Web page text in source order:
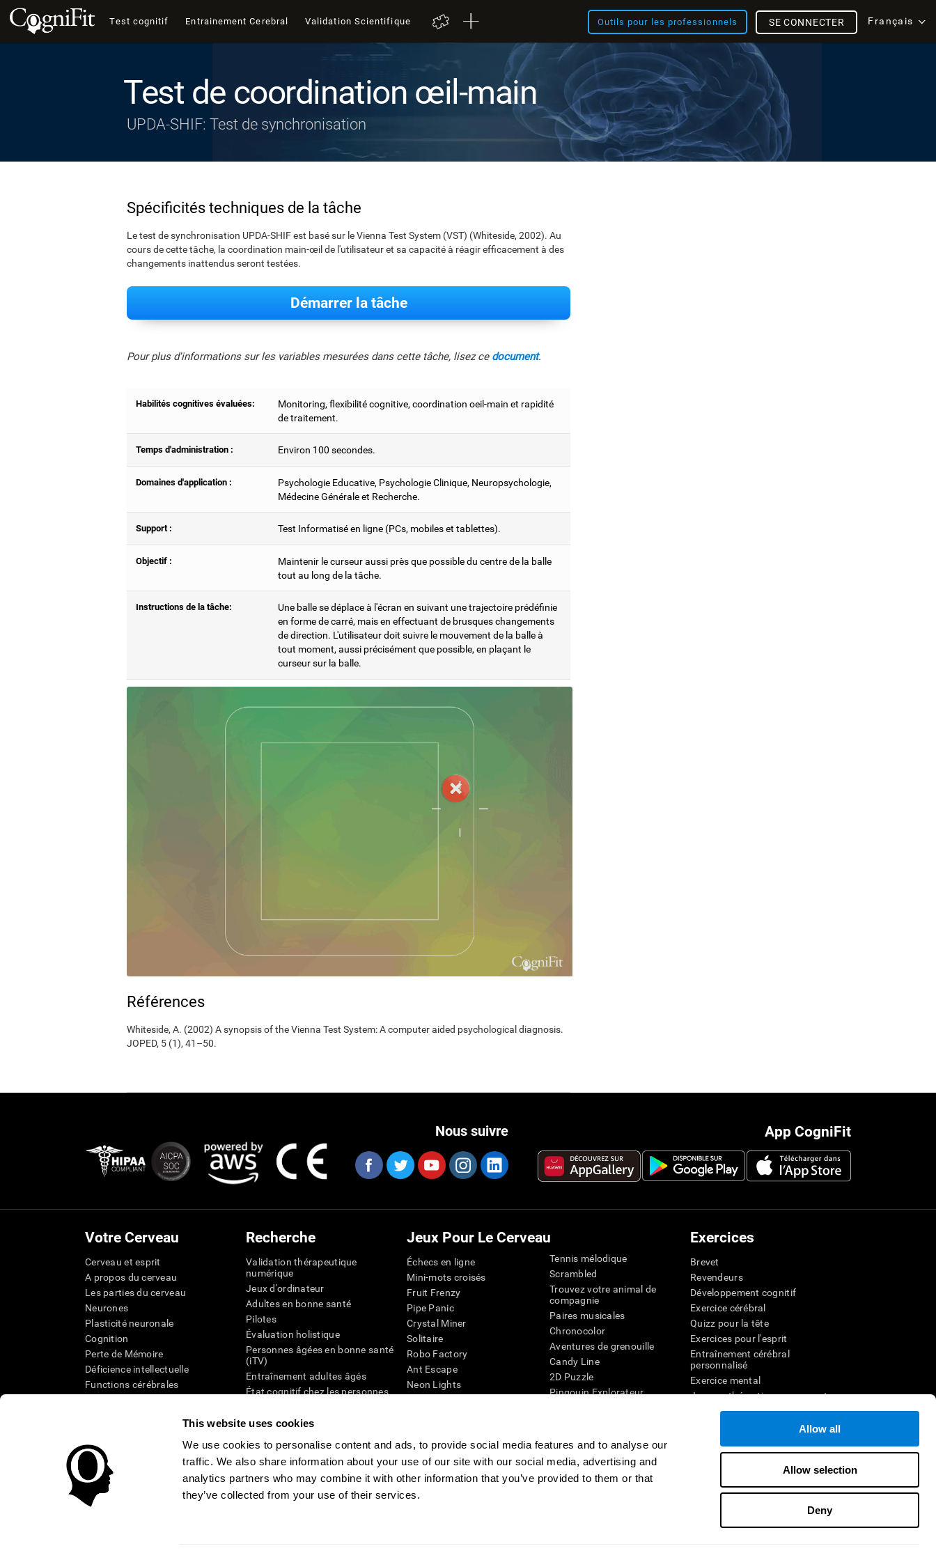
This website uses cookies
We use cookies to personalise content and ads, to provide social media features and to analyse our
traffic. We also share information about your use of our site with our social media, advertising and
analytics partners who may combine it with other information that you’ve provided to them or that
they’ve collected from your use of their services.
Allow all
Allow selection
Deny
Test cognitif Entrainement Cerebral Validation Scientifique Outils pour les professionnels Français
SE CONNECTER
Test de coordination œil-main
UPDA-SHIF: Test de synchronisation
Spécificités techniques de la tâche
Le test de synchronisation UPDA-SHIF est basé sur le Vienna Test System (VST) (Whiteside, 2002). Au
cours de cette tâche, la coordination main-œil de l'utilisateur et sa capacité à réagir efficacement à des
changements inattendus seront testées.
Démarrer la tâche
Pour plus d'informations sur les variables mesurées dans cette tâche, lisez ce document.
Habilités cognitives évaluées:
Monitoring, flexibilité cognitive, coordination oeil-main et rapidité
de traitement.
Temps d'administration : Environ 100 secondes.
Domaines d'application :
Psychologie Educative, Psychologie Clinique, Neuropsychologie,
Médecine Générale et Recherche.
Support : Test Informatisé en ligne (PCs, mobiles et tablettes).
Objectif :
Maintenir le curseur aussi près que possible du centre de la balle
tout au long de la tâche.
Instructions de la tâche:
Une balle se déplace à l'écran en suivant une trajectoire prédéfinie
en forme de carré, mais en effectuant de brusques changements
de direction. L'utilisateur doit suivre le mouvement de la balle à
tout moment, aussi précisément que possible, en plaçant le
curseur sur la balle.
Références
Whiteside, A. (2002) A synopsis of the Vienna Test System: A computer aided psychological diagnosis.
JOPED, 5 (1), 41–50.
App CogniFit
Nous suivre
Votre Cerveau
Cerveau et esprit
A propos du cerveau
Les parties du cerveau
Neurones
Plasticité neuronale
Cognition
Perte de Mémoire
Déficience intellectuelle
Functions cérébrales
Recherche
Validation thérapeutique
numérique
Jeux d'ordinateur
Adultes en bonne santé
Pilotes
Évaluation holistique
Personnes âgées en bonne santé
(iTV)
Entraînement adultes âgés
État cognitif chez les personnes
Révision systémique
Jeux Pour Le Cerveau
Échecs en ligne
Mini-mots croisés
Fruit Frenzy
Pipe Panic
Crystal Miner
Solitaire
Robo Factory
Ant Escape
Neon Lights
Space Rescue
Chaos mathématique
Course de billes
Tennis mélodique
Scrambled
Trouvez votre animal de
compagnie
Paires musicales
Chronocolor
Aventures de grenouille
Candy Line
2D Puzzle
Pingouin Explorateur
Jeux d'agilité mentale
Jeux en ligne pour la
mémoire
Jeux pour le cerveau
Exercices
Brevet
Revendeurs
Développement cognitif
Exercice cérébral
Quizz pour la tête
Exercices pour l'esprit
Entraînement cérébral
personnalisé
Exercice mental
Jeux mathématiques amusants
Compréhension de lecture
Batailles cérébrales
Test de QI
Déclaration d'accessibilité